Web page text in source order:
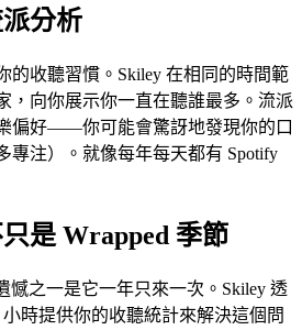
分析
的收聽習慣。Skiley 在相同的時間範
，向你展示你一直在聽誰最多。流派
偏好——你可能會驚訝地發現你的口
專注）。就像每年每天都有 Spotify
是 Wrapped 季節
憾之一是它一年只來一次。Skiley 透
時提供你的收聽統計來解決這個問